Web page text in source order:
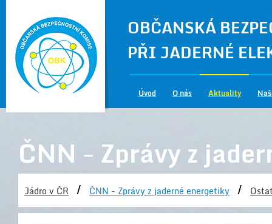
OBČANSKÁ
PŘI JADERNÉ
Úvod O nás Aktuality
ČNN - Zprávy z
Jádro v ČR / ČNN - Zprávy z jaderné energetiky /